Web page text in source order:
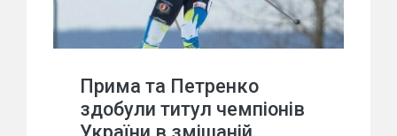
Прима та Петренко
здобули титул чемпіонів